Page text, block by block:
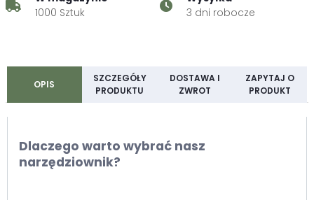
1000 Sztuk
3 dni robocze
OPIS
SZCZEGÓŁY
PRODUKTU
DOSTAWA I
ZWROT
ZAPYTAJ O
PRODUKT
Dlaczego warto wybrać nasz
narzędziownik?